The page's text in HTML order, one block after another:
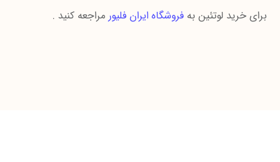
برای خرید لوتئین به فروشگاه ایران فلیور مراجعه کنید .